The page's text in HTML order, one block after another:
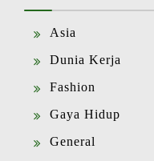
Asia
Dunia Kerja
Fashion
Gaya Hidup
General